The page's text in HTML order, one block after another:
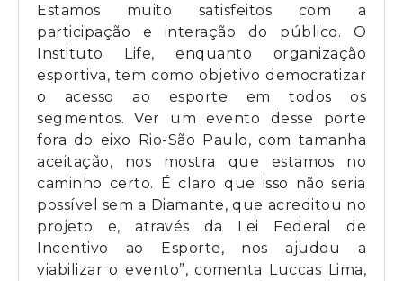
Estamos muito satisfeitos com a
participação e interação do público. O
Instituto Life, enquanto organização
esportiva, tem como objetivo democratizar
o acesso ao esporte em todos os
segmentos. Ver um evento desse porte
fora do eixo Rio-São Paulo, com tamanha
aceitação, nos mostra que estamos no
caminho certo. É claro que isso não seria
possível sem a Diamante, que acreditou no
projeto e, através da Lei Federal de
Incentivo ao Esporte, nos ajudou a
viabilizar o evento”, comenta Luccas Lima,